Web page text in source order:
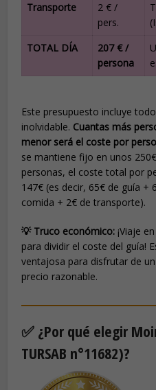
Transporte
2 € /
pers.
TOTAL DÍA
207 € /
persona
Este presupuesto incluye
inolvidable. Cuantas más
menor será el coste por
se mantiene fijo en unos
personas, el coste total por
147€ (es decir, 65€ de guía +
comida + 2€ de transporte).
💡 Truco económico: ¡Viaje
para dividir el coste del guía!
ventajosa para disfrutar de
precio razonable.
✅ ¿Por qué elegir
TURSAB n°11682)?